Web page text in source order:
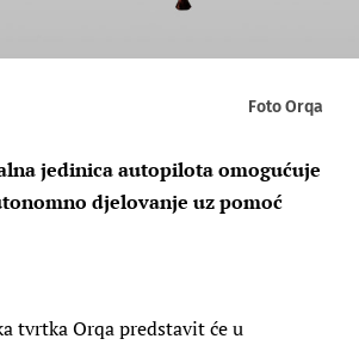
Foto Orqa
jedinica autopilota omogućuje
djelovanje uz pomoć
tvrtka Orqa predstavit će u